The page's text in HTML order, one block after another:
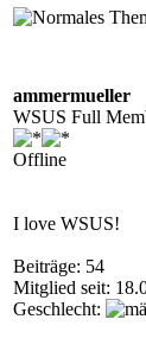
ammermueller
WSUS Full
Offline
I love WSUS!
Beiträge: 54
Mitglied seit:
Geschlecht: